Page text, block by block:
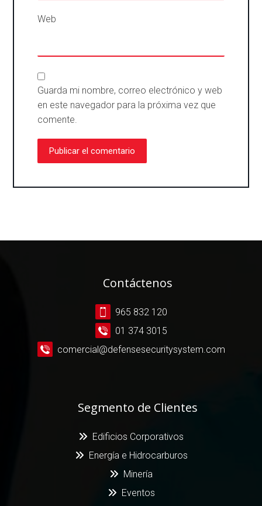
Web
Guarda mi nombre, correo electrónico y web
en este navegador para la próxima vez que
comente.
Publicar el comentario
Contáctenos
965 832 120
01 374 3015
comercial@defensesecuritysystem.com
Segmento de Clientes
Edificios Corporativos
Energía e Hidrocarburos
Minería
Eventos